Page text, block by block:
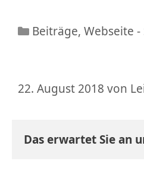
Beiträge,Webseite
22. August 2018 von
Das erwartet Sie an